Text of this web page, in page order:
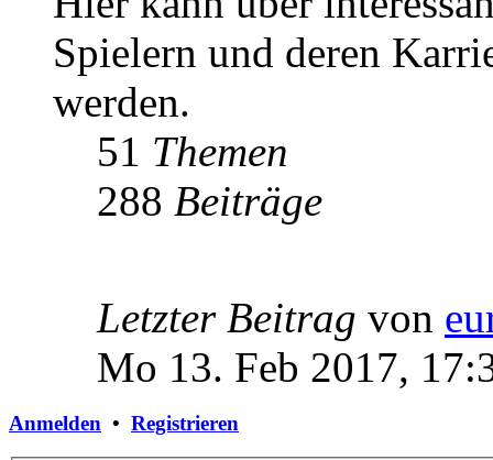
Spielern und deren
werden.
51 Themen
288 Beiträge
Letzter Beitrag von
Mo 13. Feb 2017,
Anmelden • Registrieren